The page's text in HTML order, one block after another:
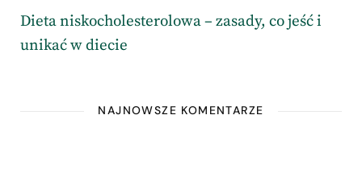
Dieta niskocholesterolowa – zasady, co jeść i
unikać w diecie
NAJNOWSZE KOMENTARZE